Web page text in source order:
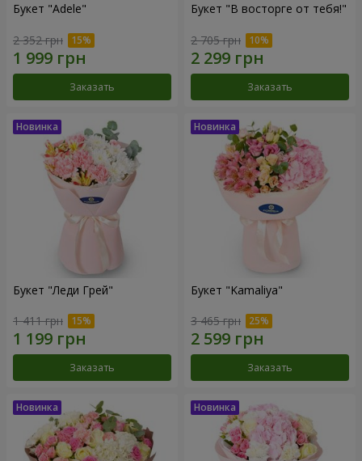
Букет "Adele"
2 352 грн
Заказать
Букет "В восторге от тебя!"
2 705 грн
Заказать
Букет "Леди Грей"
1 411 грн
Заказать
Букет "Kamaliya"
3 465 грн
Заказать